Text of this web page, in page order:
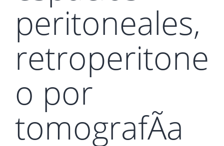
peritoneales,
retroperitone
o por
tomografÃ­a